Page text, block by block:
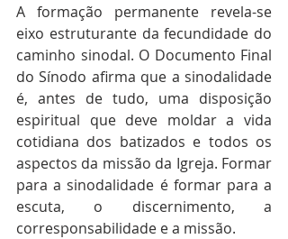
A formação permanente revela-se
eixo estruturante da fecundidade do
caminho sinodal. O Documento Final
do Sínodo afirma que a sinodalidade
é, antes de tudo, uma disposição
espiritual que deve moldar a vida
cotidiana dos batizados e todos os
aspectos da missão da Igreja. Formar
para a sinodalidade é formar para a
escuta, o discernimento, a
corresponsabilidade e a missão.